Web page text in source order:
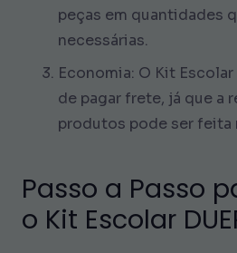
peças em quantidades
necessárias.
Economia: O Kit
de pagar frete, já que a
produtos pode ser feita
Passo a Passo
o Kit Escolar